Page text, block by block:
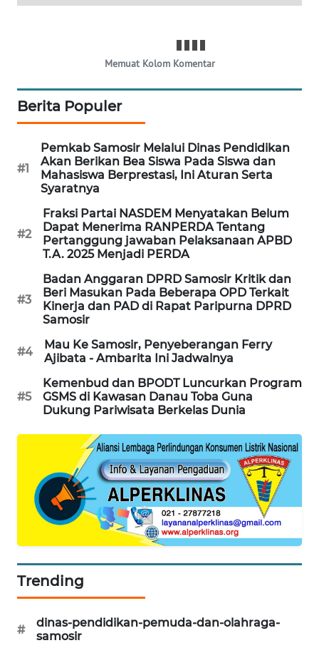
Memuat Kolom Komentar
Berita Populer
#1
Pemkab Samosir Melalui Dinas Pendidikan
Akan Berikan Bea Siswa Pada Siswa dan
Mahasiswa Berprestasi, Ini Aturan Serta
Syaratnya
#2
Fraksi Partai NASDEM Menyatakan Belum
Dapat Menerima RANPERDA Tentang
Pertanggung jawaban Pelaksanaan APBD
T.A. 2025 Menjadi PERDA
#3
Badan Anggaran DPRD Samosir Kritik dan
Beri Masukan Pada Beberapa OPD Terkait
Kinerja dan PAD di Rapat Paripurna DPRD
Samosir
#4
Mau Ke Samosir, Penyeberangan Ferry
Ajibata - Ambarita Ini Jadwalnya
#5
Kemenbud dan BPODT Luncurkan Program
GSMS di Kawasan Danau Toba Guna
Dukung Pariwisata Berkelas Dunia
Trending
#
dinas-pendidikan-pemuda-dan-olahraga-
samosir
ASA
NEWS